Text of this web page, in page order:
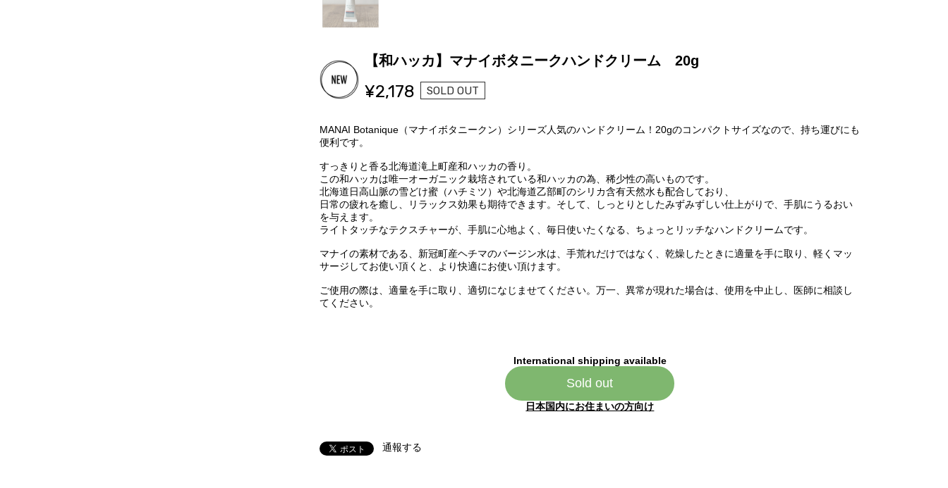
【和ハッカ】マナイボタニークハンドクリーム 20g
¥2,178 SOLD OUT
MANAI Botanique（マナイボタニークン）シリーズ人気のハンドクリーム！20gのコンパクトサイズなので、持ち運びにも
便利です。
すっきりと香る北海道滝上町産和ハッカの香り。
この和ハッカは唯一オーガニック栽培されている和ハッカの為、稀少性の高いものです。
北海道日高山脈の雪どけ蜜（ハチミツ）や北海道乙部町のシリカ含有天然水も配合しており、
日常の疲れを癒し、リラックス効果も期待できます。そして、しっとりとしたみずみずしい仕上がりで、手肌にうるおい
を与えます。
ライトタッチなテクスチャーが、手肌に心地よく、毎日使いたくなる、ちょっとリッチなハンドクリームです。
マナイの素材である、新冠町産ヘチマのバージン水は、手荒れだけではなく、乾燥したときに適量を手に取り、軽くマッ
サージしてお使い頂くと、より快適にお使い頂けます。
ご使用の際は、適量を手に取り、適切になじませてください。万一、異常が現れた場合は、使用を中止し、医師に相談し
てください。
International shipping available
Sold out
日本国内にお住まいの方向け
通報する